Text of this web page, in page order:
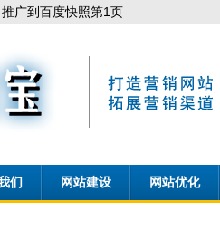
广到百度快照第1页
们 网站建设 网站优化